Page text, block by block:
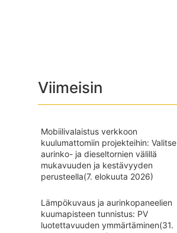
Viimeisin
Mobiilivalaistus verkkoon
kuulumattomiin projekteihin: Valitse
aurinko- ja dieseltornien välillä
mukavuuden ja kestävyyden
perusteella(7. elokuuta 2026)
Lämpökuvaus ja aurinkopaneelien
kuumapisteen tunnistus: PV
luotettavuuden ymmärtäminen(31.